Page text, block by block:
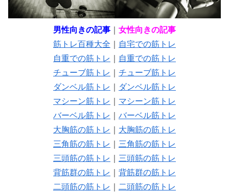
男性向きの記事
女性向きの記事
筋トレ百種大全
自宅での筋トレ
自重での筋トレ
自重での筋トレ
チューブ筋トレ
チューブ筋トレ
ダンベル筋トレ
ダンベル筋トレ
マシーン筋トレ
マシーン筋トレ
バーベル筋トレ
バーベル筋トレ
大胸筋の筋トレ
大胸筋の筋トレ
三角筋の筋トレ
三角筋の筋トレ
三頭筋の筋トレ
三頭筋の筋トレ
背筋群の筋トレ
背筋群の筋トレ
二頭筋の筋トレ
二頭筋の筋トレ